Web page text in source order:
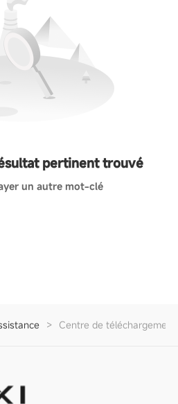
pertinent trouvé
un autre mot-clé
> Centre de téléchargement